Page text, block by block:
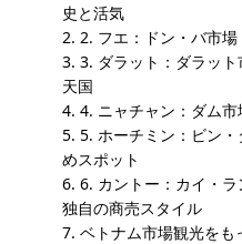
史と活気
2. フエ：ドン・バ市
3. ダラット：ダラッ
天国
4. ニャチャン：ダム
5. ホーチミン：ビン
めスポット
6. カントー：カイ・
独自の商売スタイル
ベトナム市場観光をも